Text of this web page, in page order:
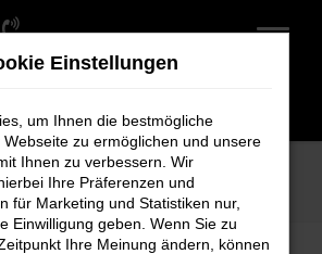
Porsche Porsche 911
Finden Sie Ihren
für Rotenburg bei Schmidt + Koch
Einstellungen
um Ihnen die bestmögliche
zu ermöglichen und unsere
Ihnen zu verbessern. Wir
Ihre Präferenzen und
für Marketing und Statistiken nur,
Einwilligung geben. Wenn Sie zu
Ihre Meinung ändern, können